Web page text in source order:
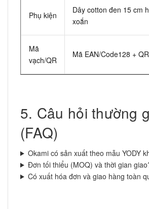
Phụ kiện
Dây cotton đen 15 cm
xoắn
Mã
vạch/QR
Mã EAN/Code128 +
5. Câu hỏi thường
(FAQ)
Okami có sản xuất theo mẫu YODY
Đơn tối thiểu (MOQ) và thời gian
Có xuất hóa đơn và giao hàng toàn